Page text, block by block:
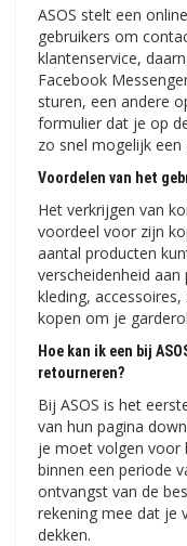
ASOS stelt een
gebruikers om
klantenservice,
Facebook
sturen, een andere
formulier dat je op
zo snel mogelijk
Voordelen van het
Het verkrijgen van
voordeel voor zijn
aantal producten
verscheidenheid
kleding,
kopen om je
Hoe kan ik een bij
retourneren?
Bij ASOS is het
van hun pagina
je moet volgen voor
binnen een periode
ontvangst van de
rekening mee dat je
dekken.